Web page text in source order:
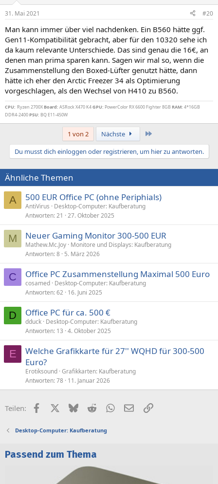
31. Mai 2021 #20
Man kann immer über viel nachdenken. Ein B560 hätte ggf.
Gen11-Kompatibilität gebracht, aber für den 10320 sehe ich
da kaum relevante Unterschiede. Das sind genau die 16€, an
denen man prima sparen kann. Sagen wir mal so, wenn die
Zusammenstellung den Boxed-Lüfter genutzt hätte, dann
hätte ich eher den Arctic Freezer 34 als Optimierung
vorgeschlagen, als den Wechsel von H410 zu B560.
CPU: Ryzen 2700X Board: ASRock X470 K4GPU: PowerColor RX 6600 Fighter 8GB RAM: 4*16GB
DDR4-2400 PSU: BQ E11-450W
1 von 2 Nächste
Du musst dich einloggen oder registrieren, um hier zu antworten.
Ähnliche Themen
A 500 EUR Office PC (ohne Periphials)
AntiVirus
Desktop-Computer: Kaufberatung
Antworten 21 27. Oktober 2025
M Neuer Gaming Monitor 300-500 EUR
Mathew.Mc.Joy Monitore und Displays: Kaufberatung
Antworten 8 5. März 2026
C Office PC Zusammenstellung Maximal 500 Euro
cosamed Desktop-Computer: Kaufberatung
Antworten 62 16. Juni 2025
D Office PC für ca. 500 €
dduck Desktop-Computer: Kaufberatung
Antworten 13 4. Oktober 2025
E
Welche Grafikkarte für 27'' WQHD für 300-500
Euro?
Erotiksound Grafikkarten: Kaufberatung
Antworten 78 11. Januar 2026
Teilen: FacebookX (Twitter)
BlueskyRedditWhatsApp
E-MailLink
Desktop-Computer: Kaufberatung
Passend zum Thema